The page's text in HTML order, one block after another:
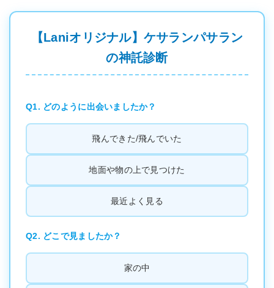
【Laniオリジナル】ケサランパサラン
の神託診断
Q1. どのように出会いましたか？
飛んできた/飛んでいた
地面や物の上で見つけた
最近よく見る
Q2. どこで見ましたか？
家の中